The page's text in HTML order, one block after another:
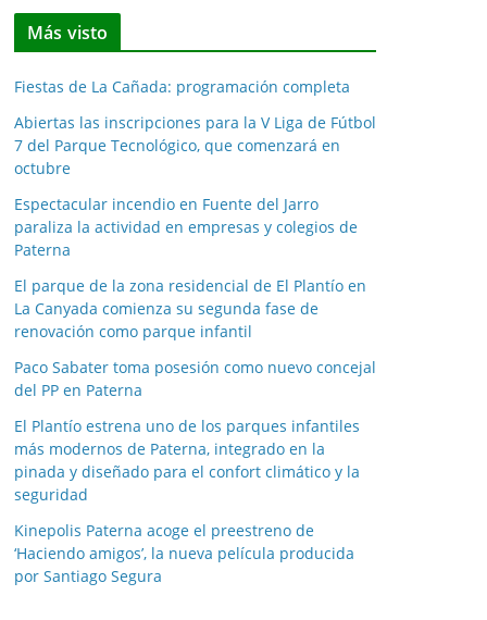
t
i
a
s
p
o
r
m
e
s
e
s
Más visto
Fiestas de La Cañada: programación completa
Abiertas las inscripciones para la V Liga de Fútbol
7 del Parque Tecnológico, que comenzará en
octubre
Espectacular incendio en Fuente del Jarro
paraliza la actividad en empresas y colegios de
Paterna
El parque de la zona residencial de El Plantío en
La Canyada comienza su segunda fase de
renovación como parque infantil
Paco Sabater toma posesión como nuevo concejal
del PP en Paterna
El Plantío estrena uno de los parques infantiles
más modernos de Paterna, integrado en la
pinada y diseñado para el confort climático y la
seguridad
Kinepolis Paterna acoge el preestreno de
‘Haciendo amigos’, la nueva película producida
por Santiago Segura